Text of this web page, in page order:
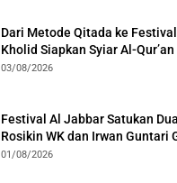
Dari Metode Qitada ke
Kholid Siapkan Syiar Al-
03/08/2026
Festival Al Jabbar Satukan
Rosikin WK dan Irwan Guntari
Kolosal
01/08/2026